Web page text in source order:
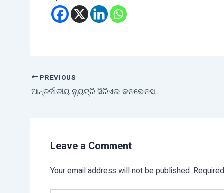
PREVIOUS
ଆନ୍ତର୍ଜାତୀୟ ନ୍ୟୁଟ୍ରି ସିରିଏଲ କନଭେନସନ୍ (INCC) ୫.୦ ଅନୁଷ୍ଠିତ
Leave a Comment
Your email address will not be published.